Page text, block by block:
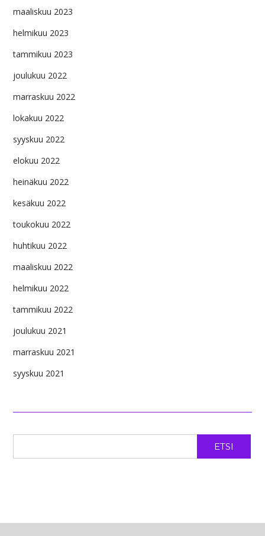
maaliskuu 2023
helmikuu 2023
tammikuu 2023
joulukuu 2022
marraskuu 2022
lokakuu 2022
syyskuu 2022
elokuu 2022
heinäkuu 2022
kesäkuu 2022
toukokuu 2022
huhtikuu 2022
maaliskuu 2022
helmikuu 2022
tammikuu 2022
joulukuu 2021
marraskuu 2021
syyskuu 2021
ETSI